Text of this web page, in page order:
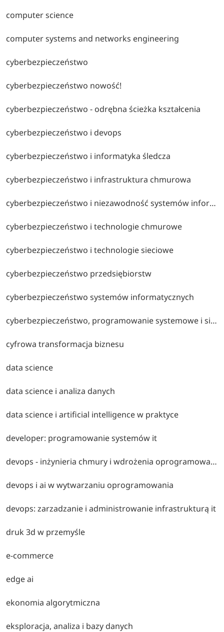
computer science
computer systems and networks engineering
cyberbezpieczeństwo
cyberbezpieczeństwo nowość!
cyberbezpieczeństwo - odrębna ścieżka kształcenia
cyberbezpieczeństwo i devops
cyberbezpieczeństwo i informatyka śledcza
cyberbezpieczeństwo i infrastruktura chmurowa
cyberbezpieczeństwo i niezawodność systemów informatycznych i przemysłowych
cyberbezpieczeństwo i technologie chmurowe
cyberbezpieczeństwo i technologie sieciowe
cyberbezpieczeństwo przedsiębiorstw
cyberbezpieczeństwo systemów informatycznych
cyberbezpieczeństwo, programowanie systemowe i sieciowe
cyfrowa transformacja biznesu
data science
data science i analiza danych
data science i artificial intelligence w praktyce
developer: programowanie systemów it
devops - inżynieria chmury i wdrożenia oprogramowania
devops i ai w wytwarzaniu oprogramowania
devops: zarzadzanie i administrowanie infrastrukturą it
druk 3d w przemyśle
e-commerce
edge ai
ekonomia algorytmiczna
eksploracja, analiza i bazy danych